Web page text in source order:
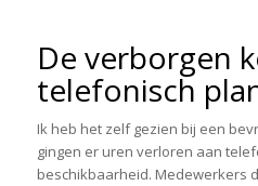
De verborgen
telefonisch
Ik heb het zelf gezien bij een
gingen er uren verloren aan
beschikbaarheid. Medewerkers